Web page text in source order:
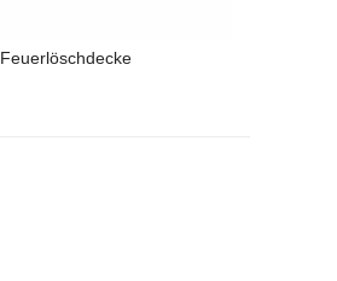
Feuerlöschdecke